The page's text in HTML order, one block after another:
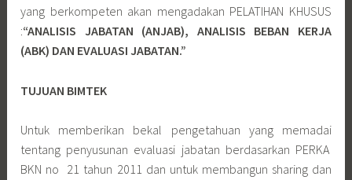
yang berkompeten akan mengadakan PELATIHAN KHUSUS
:“ANALISIS JABATAN (ANJAB), ANALISIS BEBAN KERJA
(ABK) DAN EVALUASI JABATAN.”
TUJUAN BIMTEK
Untuk memberikan bekal pengetahuan yang memadai
tentang penyusunan evaluasi jabatan berdasarkan PERKA
BKN no 21 tahun 2011 dan untuk membangun sharing dan